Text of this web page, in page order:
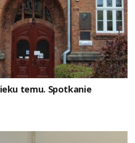
temu. Spotkanie